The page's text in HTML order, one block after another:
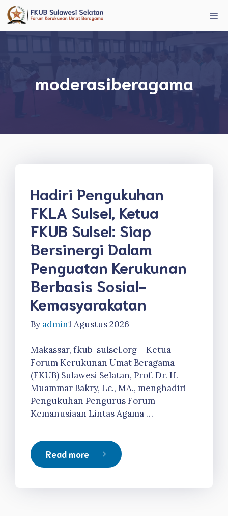
Langsung
ke
isi
moderasiberagama
Hadiri Pengukuhan
FKLA Sulsel, Ketua
FKUB Sulsel: Siap
Bersinergi Dalam
Penguatan Kerukunan
Berbasis Sosial-
Kemasyarakatan
By admin1 Agustus 2026
Makassar, fkub-sulsel.org – Ketua
Forum Kerukunan Umat Beragama
(FKUB) Sulawesi Selatan, Prof. Dr. H.
Muammar Bakry, Lc., MA., menghadiri
Pengukuhan Pengurus Forum
Kemanusiaan Lintas Agama …
Read more